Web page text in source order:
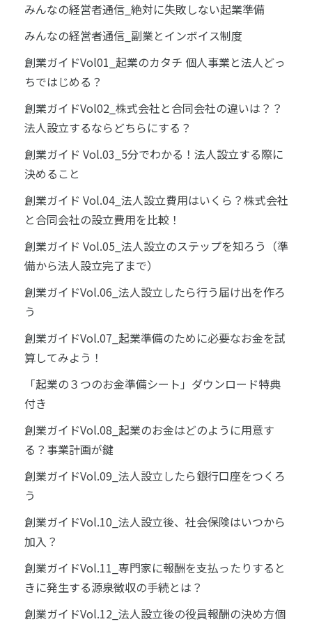
みんなの経営者通信_絶対に失敗しない起業準備
みんなの経営者通信_副業とインボイス制度
創業ガイドVol01_起業のカタチ 個人事業と法人どっ
ちではじめる？
創業ガイドVol02_株式会社と合同会社の違いは？？
法人設立するならどちらにする？
創業ガイド Vol.03_5分でわかる！法人設立する際に
決めること
創業ガイド Vol.04_法人設立費用はいくら？株式会社
と合同会社の設立費用を比較！
創業ガイド Vol.05_法人設立のステップを知ろう（準
備から法人設立完了まで）
創業ガイドVol.06_法人設立したら行う届け出を作ろ
う
創業ガイドVol.07_起業準備のために必要なお金を試
算してみよう！
「起業の３つのお金準備シート」ダウンロード特典
付き
創業ガイドVol.08_起業のお金はどのように用意す
る？事業計画が鍵
創業ガイドVol.09_法人設立したら銀行口座をつくろ
う
創業ガイドVol.10_法人設立後、社会保険はいつから
加入？
創業ガイドVol.11_専門家に報酬を支払ったりすると
きに発生する源泉徴収の手続とは？
創業ガイドVol.12_法人設立後の役員報酬の決め方個